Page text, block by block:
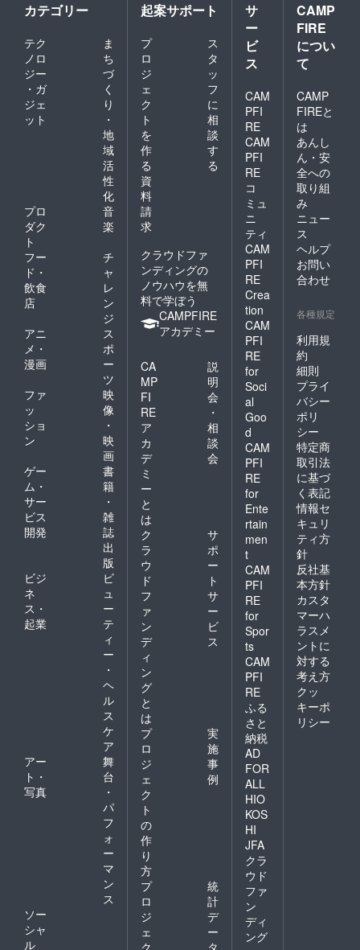
カテゴリー
テク
ノロ
ジー
・ガ
ジェ
ット
ま
ち
づ
く
り
・
地
域
活
性
化
プロ
ダク
ト
音
楽
フー
ド・
飲食
店
チ
ャ
レ
ン
ジ
アニ
メ・
漫画
ス
ポ
ー
ツ
ファ
ッ
ショ
ン
映
像
・
映
画
ゲー
ム・
サー
ビス
開発
書
籍
・
雑
誌
出
版
ビジ
ネ
ス・
起業
ビ
ュ
ー
テ
ィ
ー
・
ヘ
ル
ス
ケ
ア
アー
ト・
写真
舞
台
・
パ
フ
ォ
ー
マ
ン
ス
ソー
シャ
ル
起案サポート
プ
ロ
ジ
ェ
ク
ト
を
作
る
ス
タ
ッ
フ
に
相
談
す
る
資
料
請
求
クラウドファ
ンディングの
ノウハウを無
料で学ぼう
CAMPFIRE
アカデミー
CA
MP
FI
RE
ア
カ
デ
ミ
ー
と
は
説
明
会
・
相
談
会
ク
ラ
ウ
ド
フ
ァ
ン
デ
ィ
ン
グ
と
は
サ
ポ
ー
ト
サ
ー
ビ
ス
プ
ロ
ジ
ェ
ク
ト
の
作
り
方
実
施
事
例
プ
ロ
ジ
ェ
統
計
デ
ー
サ
ー
ビ
ス
CAM
PFI
RE
CAM
PFI
RE
コ
ミュ
ニ
ティ
CAM
PFI
RE
Crea
tion
CAM
PFI
RE
for
Soci
al
Goo
d
CAM
PFI
RE
for
Ente
rtain
men
t
CAM
PFI
RE
for
Spor
ts
CAM
PFI
RE
ふる
さと
納税
AD
FOR
ALL
HIO
KOS
HI
JFA
クラ
ウド
ファ
ン
ディ
ング
CAMP
FIRE
につい
て
CAMP
FIREと
は
あんし
ん・安
全への
取り組
み
ニュー
ス
ヘルプ
お問い
合わせ
各種規定
利用規
約
細則
プライ
バシー
ポリ
シー
特定商
取引法
に基づ
く表記
情報セ
キュリ
ティ方
針
反社基
本方針
カスタ
マーハ
ラスメ
ントに
対する
考え方
クッ
キーポ
リシー